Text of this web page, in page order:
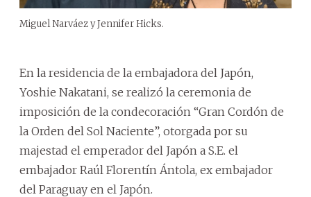
Miguel Narváez y Jennifer Hicks.
En la residencia de la embajadora del Japón,
Yoshie Nakatani, se realizó la ceremonia de
imposición de la condecoración “Gran Cordón de
la Orden del Sol Naciente”, otorgada por su
majestad el emperador del Japón a S.E. el
embajador Raúl Florentín Ántola, ex embajador
del Paraguay en el Japón.